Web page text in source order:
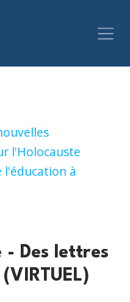
l'Holocauste
l'éducation à
- Des lettres
- Des lettres